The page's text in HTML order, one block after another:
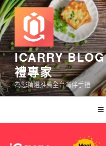
跳
至
主
要
內
容
ICARRY
禮專家
為您精選推薦全台灣伴手禮